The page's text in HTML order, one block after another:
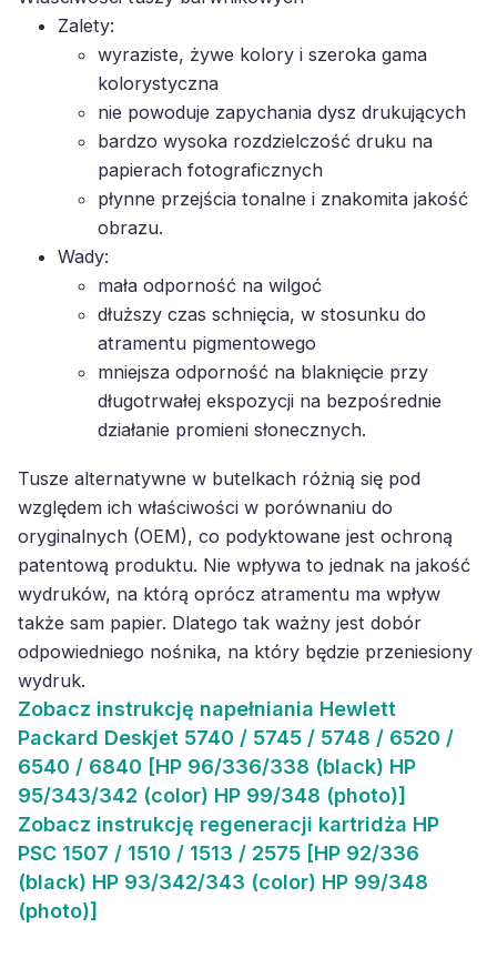
Zalety:
wyraziste, żywe kolory i szeroka gama
kolorystyczna
nie powoduje zapychania dysz drukujących
bardzo wysoka rozdzielczość druku na
papierach fotograficznych
płynne przejścia tonalne i znakomita jakość
obrazu.
Wady:
mała odporność na wilgoć
dłuższy czas schnięcia, w stosunku do
atramentu pigmentowego
mniejsza odporność na blaknięcie przy
długotrwałej ekspozycji na bezpośrednie
działanie promieni słonecznych.
Tusze alternatywne w butelkach różnią się pod
względem ich właściwości w porównaniu do
oryginalnych (OEM), co podyktowane jest ochroną
patentową produktu. Nie wpływa to jednak na jakość
wydruków, na którą oprócz atramentu ma wpływ
także sam papier. Dlatego tak ważny jest dobór
odpowiedniego nośnika, na który będzie przeniesiony
wydruk.
Zobacz instrukcję napełniania Hewlett
Packard Deskjet 5740 / 5745 / 5748 / 6520 /
6540 / 6840 [HP 96/336/338 (black) HP
95/343/342 (color) HP 99/348 (photo)]
Zobacz instrukcję regeneracji kartridża HP
PSC 1507 / 1510 / 1513 / 2575 [HP 92/336
(black) HP 93/342/343 (color) HP 99/348
(photo)]